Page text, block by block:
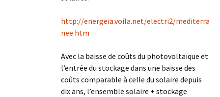
http://energeia.voila.net/electri2/mediterra
nee.htm
Avec la baisse de coûts du photovoltaïque et
l’entrée du stockage dans une baisse des
coûts comparable à celle du solaire depuis
dix ans, l’ensemble solaire + stockage